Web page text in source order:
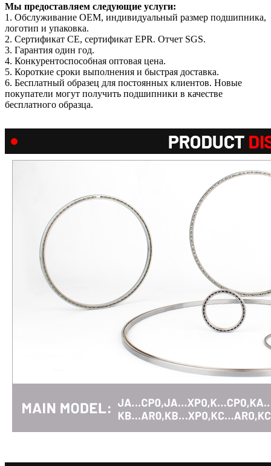
Мы предоставляем следующие услуги:
1. Обслуживание OEM, индивидуальный размер подшипника,
логотип и упаковка.
2. Сертификат CE, сертификат EPR. Отчет SGS.
3. Гарантия один год.
4. Конкурентоспособная оптовая цена.
5. Короткие сроки выполнения и быстрая доставка.
6. Бесплатный образец для постоянных клиентов. Новые
покупатели могут получить подшипники в качестве
бесплатного образца.